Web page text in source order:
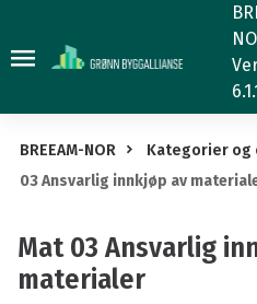
03
Ansvarlig
innkjøp
av
materialer
BREEAM-NOR Kategorier og
03 Ansvarlig innkjøp av
Mat 03 Ansvarlig
materialer